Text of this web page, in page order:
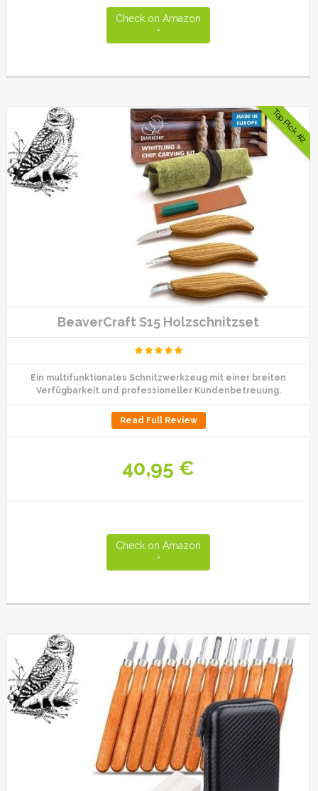
Check on Amazon
Top Pick #2
BeaverCraft S15 Holzschnitzset
Ein multifunktionales Schnitzwerkzeug mit einer breiten
Verfügbarkeit und professioneller Kundenbetreuung.
Read Full Review
40,95 €
Check on Amazon